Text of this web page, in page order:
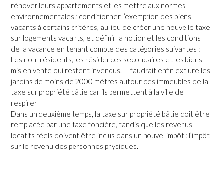
rénover leurs appartements et les mettre aux normes
environnementales ; conditionner l’exemption des biens
vacants à certains critères, au lieu de créer une nouvelle taxe
sur logements vacants, et définir la notion et les conditions
de la vacance en tenant compte des catégories suivantes :
Les non- résidents, les résidences secondaires et les biens
mis en vente qui restent invendus. Il faudrait enfin exclure les
jardins de moins de 2000 mètres autour des immeubles de la
taxe sur propriété bâtie car ils permettent à la ville de
respirer
Dans un deuxième temps, la taxe sur propriété bâtie doit être
remplacée par une taxe foncière, tandis que les revenus
locatifs réels doivent être inclus dans un nouvel impôt : l’impôt
sur le revenu des personnes physiques.